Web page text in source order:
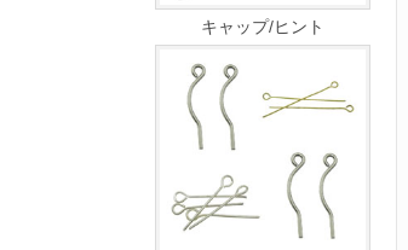
キャップ/ヒント